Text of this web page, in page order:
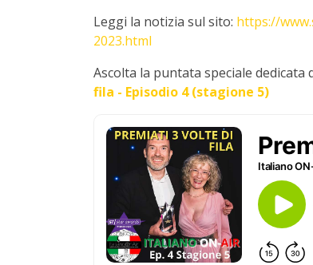
Leggi la notizia sul sito: https://
2023.html
Ascolta la puntata speciale dedicata
fila - Episodio 4 (stagione 5)